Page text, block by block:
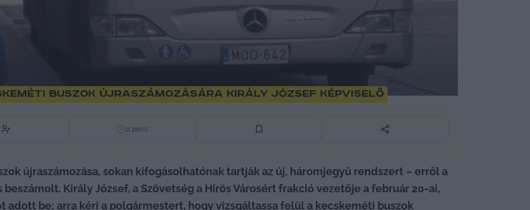
buszok újraszámozására Király József képviselő
2perc
újraszámozása, sokan kifogásolhatónak tartják az új, háromjegyű rendszert – erről a
Király József, a Szövetség a Hírös Városért frakció vezetője a február 20-ai,
be; arra kéri a polgármestert, hogy vizsgáltassa felül a kecskeméti buszok